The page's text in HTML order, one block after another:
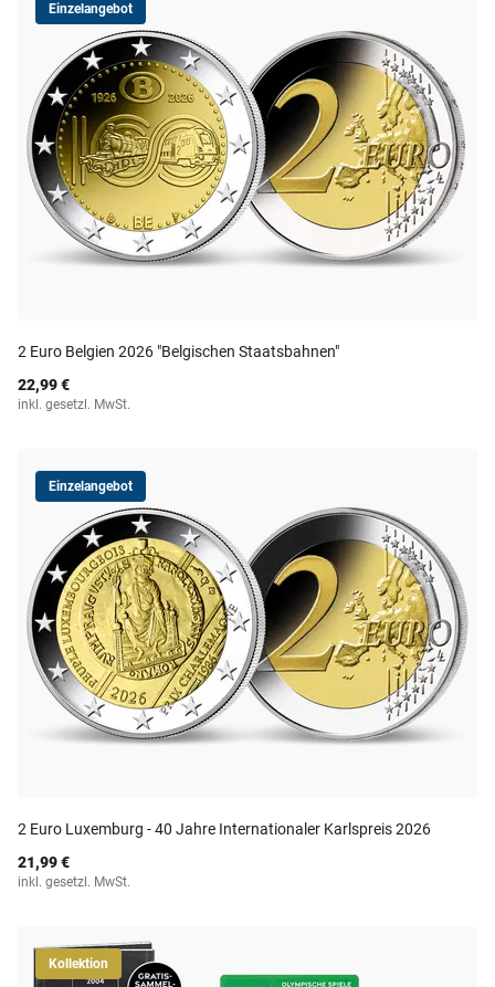
Einzelangebot
2 Euro Belgien 2026 "Belgischen Staatsbahnen"
22,99 €
inkl. gesetzl. MwSt.
Einzelangebot
2 Euro Luxemburg - 40 Jahre Internationaler Karlspreis 2026
21,99 €
inkl. gesetzl. MwSt.
Kollektion